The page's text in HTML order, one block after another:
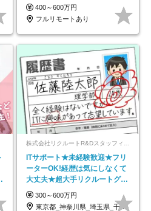
600万円可
400～600万円
フルリモートあり
ITサポート★未経験歓迎★フリ
ーターOK!経歴は気にしなくて
大丈夫★超大手リクルートグル
ープの正社員/sg
300～600万円
東京都_神奈川県_埼玉県_千葉県_大阪府…